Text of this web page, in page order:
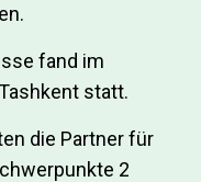
fand im
statt.
die Partner für
2